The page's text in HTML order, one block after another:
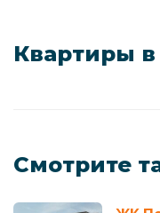
Квартиры
Смотрите